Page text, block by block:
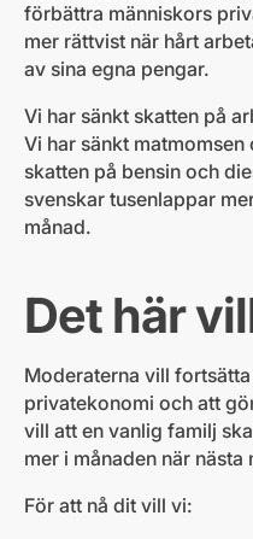
förbättra människors
mer rättvist när hårt
av sina egna pengar.
Vi har sänkt skatten på
Vi har sänkt
skatten på bensin och
svenskar tusenlappar
månad.
Det här
Moderaterna vill
privatekonomi och att
vill att en vanlig familj
mer i månaden när
För att nå dit vill vi: